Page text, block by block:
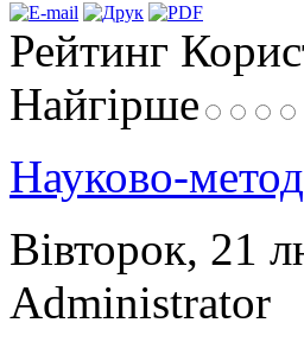
Рейтинг
Найгірше
Науково-
Вівторок, 21
Administrator